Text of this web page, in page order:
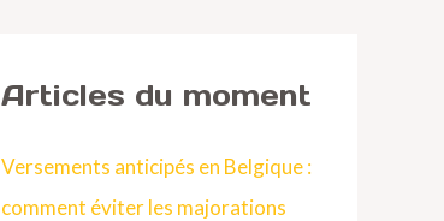
Articles du moment
Versements anticipés en Belgique :
comment éviter les majorations